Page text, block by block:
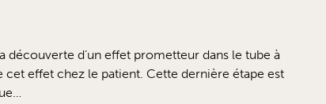
découverte d’un effet prometteur dans le tube à
cet effet chez le patient. Cette dernière étape est